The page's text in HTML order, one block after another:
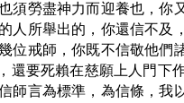
須勞盡神力而迎養也，你
人所舉出的，你還信不及
位戒師，你既不信敬他們
還要死賴在慈願上人門下
師言為標準，為信條，我